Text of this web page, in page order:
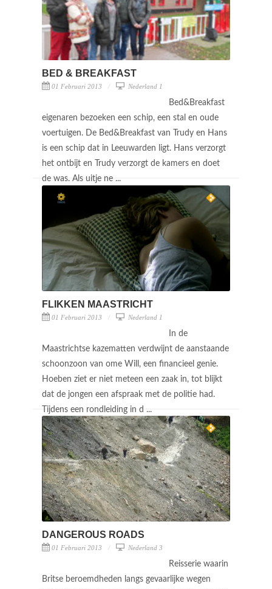
BED & BREAKFAST
01 Februari 2013 Nederland 1
Bed&Breakfast
eigenaren bezoeken een schip, een stal en oude
voertuigen. De Bed&Breakfast van Trudy en Hans
is een schip dat in Leeuwarden ligt. Hans verzorgt
het ontbijt en Trudy verzorgt de kamers en doet
de was. Als uitje ne ...
FLIKKEN MAASTRICHT
01 Februari 2013 Nederland 1
In de
Maastrichtse kazematten verdwijnt de aanstaande
schoonzoon van ome Will, een financieel genie.
Hoeben ziet er niet meteen een zaak in, tot blijkt
dat de jongen een afspraak met de politie had.
Tijdens een rondleiding in d ...
DANGEROUS ROADS
01 Februari 2013 Nederland 3
Reisserie waarin
Britse beroemdheden langs gevaarlijke wegen